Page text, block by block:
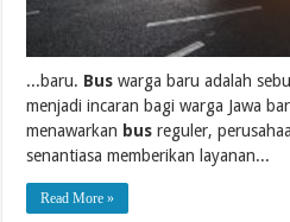
...baru. Bus warga baru adalah
menjadi incaran bagi warga Jawa
menawarkan bus reguler,
senantiasa memberikan layanan...
Read More »